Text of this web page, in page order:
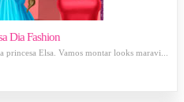
Dia Fashion
Elsa. Vamos montar looks maravi...